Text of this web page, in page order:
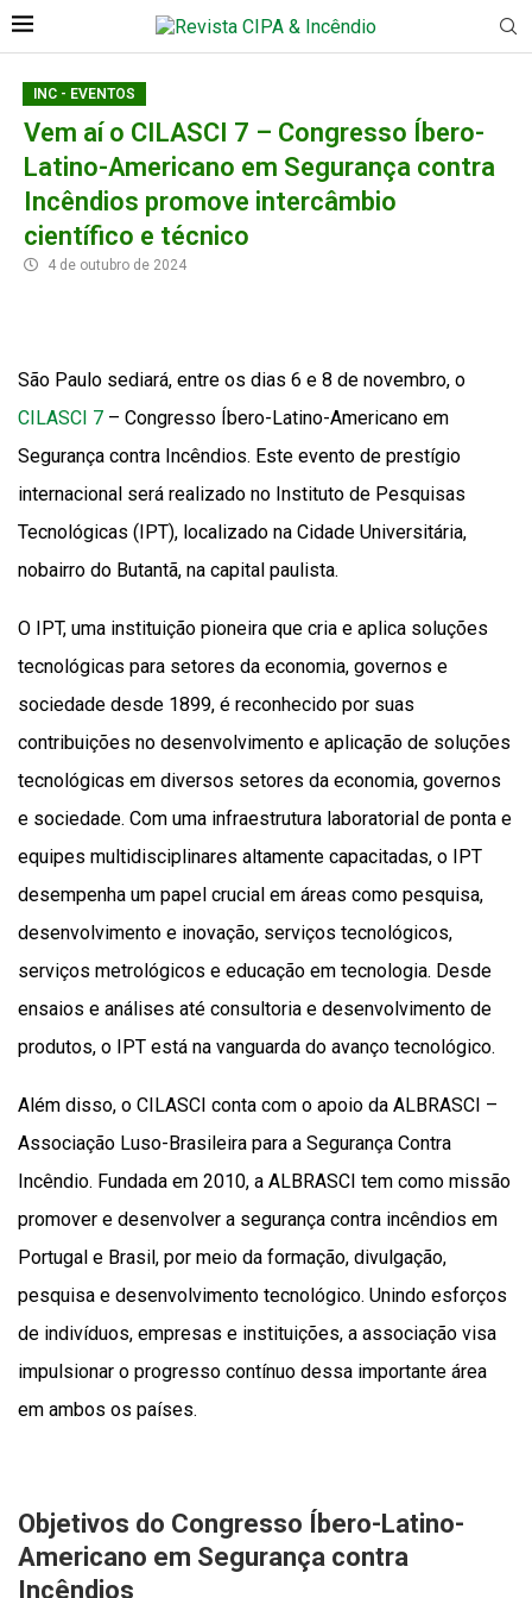
INC - EVENTOS
Vem aí o CILASCI 7 – Congresso Íbero-
Latino-Americano em Segurança contra
Incêndios promove intercâmbio
científico e técnico
4 de outubro de 2024
São Paulo sediará, entre os dias 6 e 8 de novembro, o
CILASCI 7 – Congresso Íbero-Latino-Americano em
Segurança contra Incêndios. Este evento de prestígio
internacional será realizado no Instituto de Pesquisas
Tecnológicas (IPT), localizado na Cidade Universitária,
nobairro do Butantã, na capital paulista.
O IPT, uma instituição pioneira que cria e aplica soluções
tecnológicas para setores da economia, governos e
sociedade desde 1899, é reconhecido por suas
contribuições no desenvolvimento e aplicação de soluções
tecnológicas em diversos setores da economia, governos
e sociedade. Com uma infraestrutura laboratorial de ponta e
equipes multidisciplinares altamente capacitadas, o IPT
desempenha um papel crucial em áreas como pesquisa,
desenvolvimento e inovação, serviços tecnológicos,
serviços metrológicos e educação em tecnologia. Desde
ensaios e análises até consultoria e desenvolvimento de
produtos, o IPT está na vanguarda do avanço tecnológico.
Além disso, o CILASCI conta com o apoio da ALBRASCI –
Associação Luso-Brasileira para a Segurança Contra
Incêndio. Fundada em 2010, a ALBRASCI tem como missão
promover e desenvolver a segurança contra incêndios em
Portugal e Brasil, por meio da formação, divulgação,
pesquisa e desenvolvimento tecnológico. Unindo esforços
de indivíduos, empresas e instituições, a associação visa
impulsionar o progresso contínuo dessa importante área
em ambos os países.
Objetivos do Congresso Íbero-Latino-
Americano em Segurança contra
Incêndios